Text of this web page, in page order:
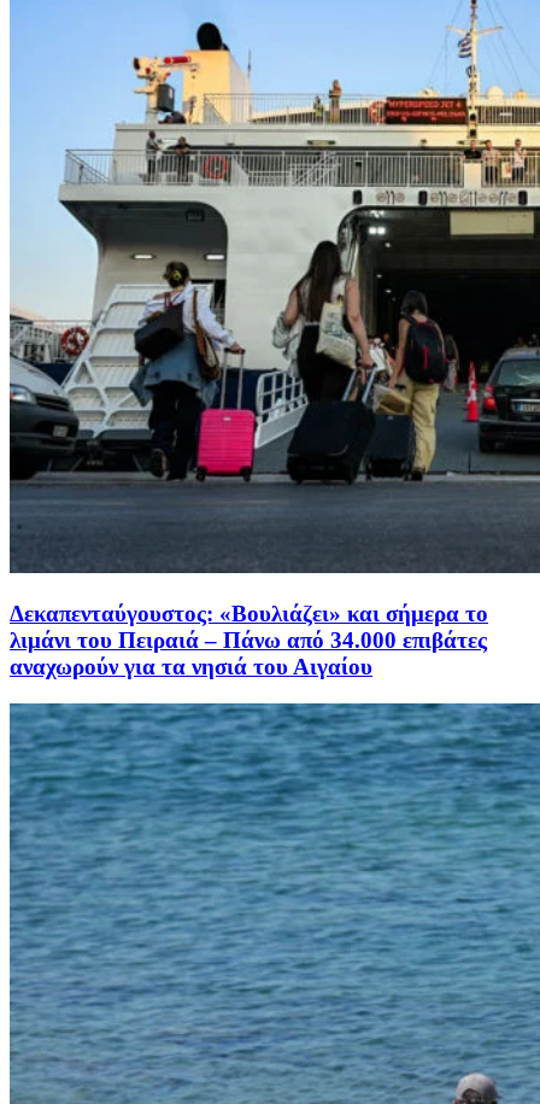
Δεκαπενταύγουστος: «Βουλιάζει» και σήμερα το
λιμάνι του Πειραιά – Πάνω από 34.000 επιβάτες
αναχωρούν για τα νησιά του Αιγαίου